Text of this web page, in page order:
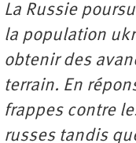
La Russie
la population
obtenir des
terrain. En
frappes contre
russes tandis